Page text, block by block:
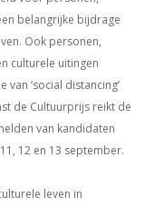
belangrijke bijdrage
Ook personen,
culturele uitingen
‘social distancing’
de Cultuurprijs reikt de
van kandidaten
12 en 13 september.
leven in